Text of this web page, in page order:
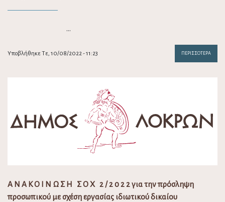
…
Υποβλήθηκε Τε, 10/08/2022 - 11:23 ΠΕΡΙΣΣΌΤΕΡΑ
Α Ν Α Κ Ο Ι Ν Ω Σ Η Σ Ο Χ 2 / 2 0 2 2 για την πρόσληψη
προσωπικού με σχέση εργασίας ιδιωτικού δικαίου